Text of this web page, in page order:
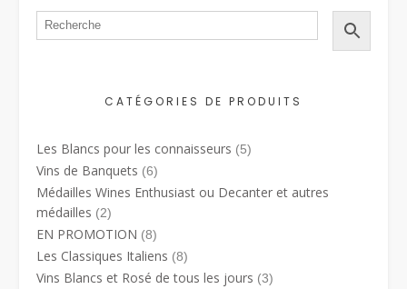
CATÉGORIES DE PRODUITS
Les Blancs pour les connaisseurs (5)
Vins de Banquets (6)
Médailles Wines Enthusiast ou Decanter et autres
médailles (2)
EN PROMOTION (8)
Les Classiques Italiens (8)
Vins Blancs et Rosé de tous les jours (3)